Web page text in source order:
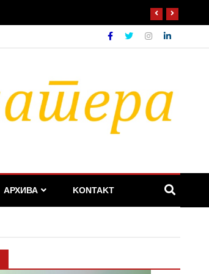
АРХИВА KONTAKT